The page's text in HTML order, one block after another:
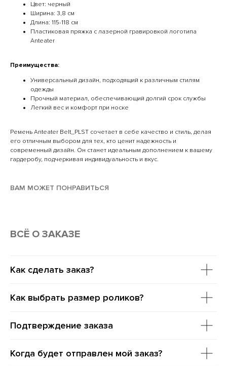
Цвет: черный
Ширина: 3,8 см
Длина: 115-118 см
Пластиковая пряжка с лазерной гравировкой логотипа
Anteater
Преимущества:
Универсальный дизайн, подходящий к различным стилям
одежды
Прочный материал, обеспечивающий долгий срок службы
Легкий вес и комфорт при носке
Ремень Anteater Belt_PLST сочетает в себе качество и стиль, делая
его отличным выбором для тех, кто ценит надежность и
современный дизайн. Он станет идеальным дополнением к вашему
гардеробу, подчеркивая индивидуальность и вкус.
ВАМ МОЖЕТ ПОНРАВИТЬСЯ
ВСË О ЗАКАЗЕ
Как сделать заказ?
Как выбрать размер роликов?
Подтверждение заказа
Когда будет отправлен мой заказ?